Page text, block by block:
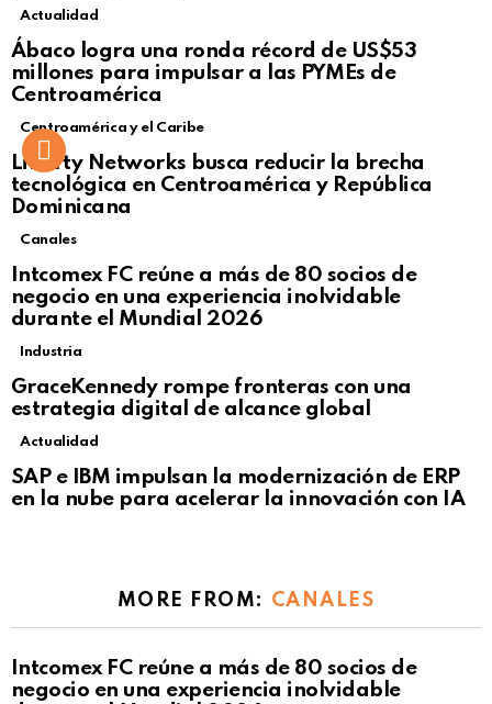
Not Safe For Work
Click to view this post
Actualidad
Ábaco logra una ronda récord de US$53
millones para impulsar a las PYMEs de
Centroamérica
Centroamérica y el Caribe
Liberty Networks busca reducir la brecha
tecnológica en Centroamérica y República
Dominicana
Canales
Intcomex FC reúne a más de 80 socios de
negocio en una experiencia inolvidable
durante el Mundial 2026
Industria
GraceKennedy rompe fronteras con una
estrategia digital de alcance global
Not Safe For Work
Click to view this post
Actualidad
SAP e IBM impulsan la modernización de ERP
en la nube para acelerar la innovación con IA
MORE FROM: CANALES
Intcomex FC reúne a más de 80 socios de
negocio en una experiencia inolvidable